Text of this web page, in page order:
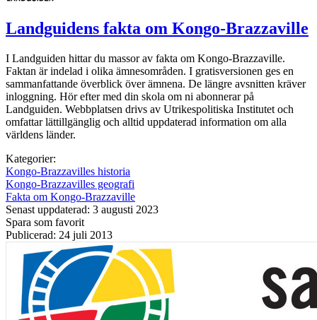
Landguidens fakta om Kongo-Brazzaville
I Landguiden hittar du massor av fakta om Kongo-Brazzaville.
Faktan är indelad i olika ämnesområden. I gratisversionen ges en
sammanfattande överblick över ämnena. De längre avsnitten kräver
inloggning. Hör efter med din skola om ni abonnerar på
Landguiden. Webbplatsen drivs av Utrikespolitiska Institutet och
omfattar lättillgänglig och alltid uppdaterad information om alla
världens länder.
Kategorier:
Kongo-Brazzavilles historia
Kongo-Brazzavilles geografi
Fakta om Kongo-Brazzaville
Senast uppdaterad: 3 augusti 2023
Spara som favorit
Publicerad: 24 juli 2013